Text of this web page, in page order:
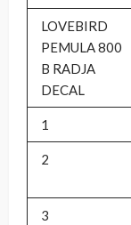
LOVEBIRD
PEMULA 800
B RADJA
DECAL
1
2
3